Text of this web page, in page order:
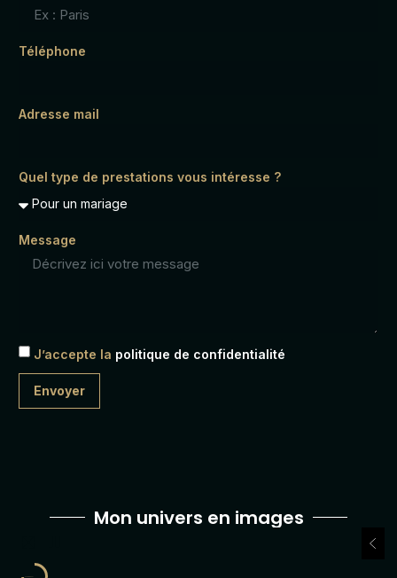
Téléphone
Adresse mail
Quel type de prestations vous intéresse ?
Message
J’accepte la politique de confidentialité
Envoyer
Mon univers en images